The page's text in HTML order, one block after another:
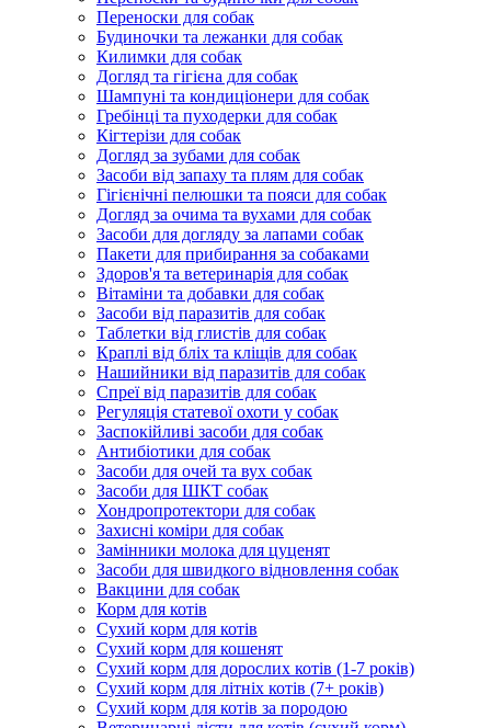
Переноски для собак
Будиночки та лежанки для собак
Килимки для собак
Догляд та гігієна для собак
Шампуні та кондиціонери для собак
Гребінці та пуходерки для собак
Кігтерізи для собак
Догляд за зубами для собак
Засоби від запаху та плям для собак
Гігієнічні пелюшки та пояси для собак
Догляд за очима та вухами для собак
Засоби для догляду за лапами собак
Пакети для прибирання за собаками
Здоров'я та ветеринарія для собак
Вітаміни та добавки для собак
Засоби від паразитів для собак
Таблетки від глистів для собак
Краплі від бліх та кліщів для собак
Нашийники від паразитів для собак
Спреї від паразитів для собак
Регуляція статевої охоти у собак
Заспокійливі засоби для собак
Антибіотики для собак
Засоби для очей та вух собак
Засоби для ШКТ собак
Хондропротектори для собак
Захисні коміри для собак
Замінники молока для цуценят
Засоби для швидкого відновлення собак
Вакцини для собак
Корм для котів
Сухий корм для котів
Сухий корм для кошенят
Сухий корм для дорослих котів (1-7 років)
Сухий корм для літніх котів (7+ років)
Сухий корм для котів за породою